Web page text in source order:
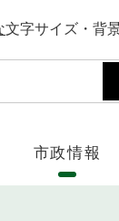
文字サイズ・背
市政情報